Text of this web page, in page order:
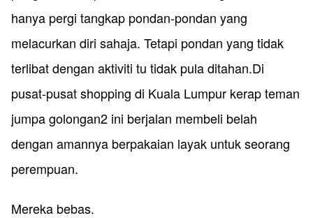
hanya pergi tangkap pondan-pondan yang
melacurkan diri sahaja. Tetapi pondan yang tidak
terlibat dengan aktiviti tu tidak pula ditahan.Di
pusat-pusat shopping di Kuala Lumpur kerap teman
jumpa golongan2 ini berjalan membeli belah
dengan amannya berpakaian layak untuk seorang
perempuan.
Mereka bebas.